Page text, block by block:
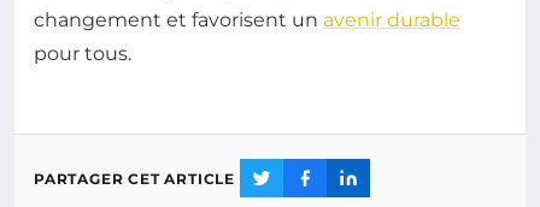
changement et favorisent un avenir durable
pour tous.
PARTAGER CET ARTICLE